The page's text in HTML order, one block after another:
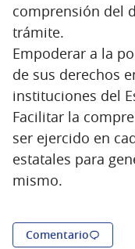
comprensión del
trámite.
Empoderar a la
de sus derechos
instituciones del
Facilitar la
ser ejercido en
estatales para
mismo.
Comentario